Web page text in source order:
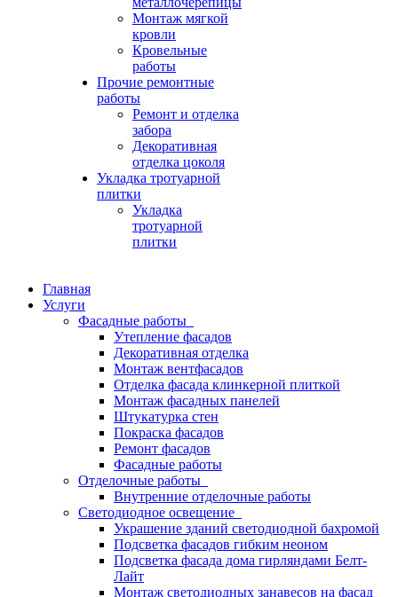
Монтаж мягкой
кровли
Кровельные
работы
Прочие ремонтные
работы
Ремонт и отделка
забора
Декоративная
отделка цоколя
Укладка тротуарной
плитки
Укладка
тротуарной
плитки
Главная
Услуги
Фасадные работы
Утепление фасадов
Декоративная отделка
Монтаж вентфасадов
Отделка фасада клинкерной плиткой
Монтаж фасадных панелей
Штукатурка стен
Покраска фасадов
Ремонт фасадов
Фасадные работы
Отделочные работы
Внутренние отделочные работы
Светодиодное освещение
Украшение зданий светодиодной бахромой
Подсветка фасадов гибким неоном
Подсветка фасада дома гирляндами Белт-
Лайт
Монтаж светодиодных занавесов на фасад